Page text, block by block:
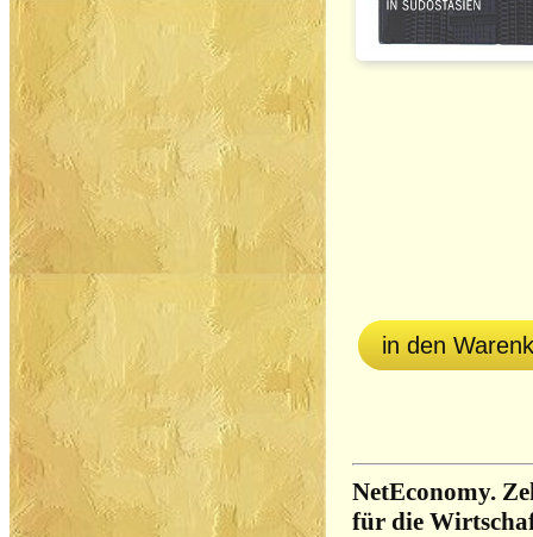
in den
NetEconomy.
für die